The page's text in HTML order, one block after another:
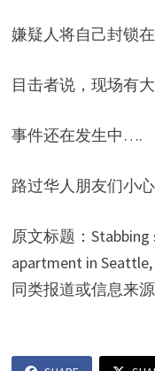
嫌疑人将自己封锁在
目击者说，现场有大
事件还在发生中….
路过华人朋友们小心
原文标题：Stabbing
apartment in Seattle,
同类报道或信息来源